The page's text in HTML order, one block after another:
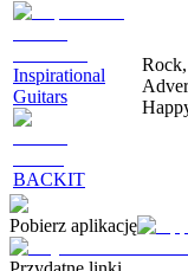
Inspirational
Guitars
BACKIT
Pobierz aplikację